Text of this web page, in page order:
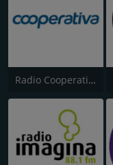
Radio Cooperativa